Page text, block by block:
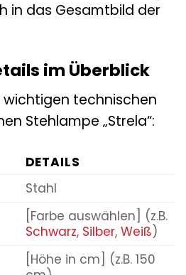
in das Gesamtbild der
im Überblick
wichtigen technischen
Stehlampe „Strela“:
DETAILS
Stahl
[Farbe auswählen] (z.B.
Schwarz, Silber, Weiß)
[Höhe in cm] (z.B. 150